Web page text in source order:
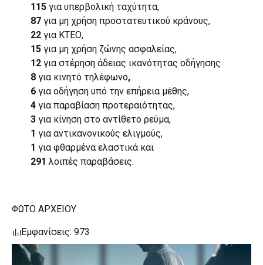
115 για υπερβολική ταχύτητα,
87 για μη χρήση προστατευτικού κράνους,
22 για ΚΤΕΟ,
15 για μη χρήση ζώνης ασφαλείας,
12 για στέρηση άδειας ικανότητας οδήγησης
8 για κινητό τηλέφωνο,
6 για οδήγηση υπό την επήρεια μέθης,
4 για παραβίαση προτεραιότητας,
3 για κίνηση στο αντίθετο ρεύμα,
1 για αντικανονικούς ελιγμούς,
1 για φθαρμένα ελαστικά και
291 λοιπές παραβάσεις.
ΦΩΤΟ ΑΡΧΕΙΟΥ
Εμφανίσεις: 973